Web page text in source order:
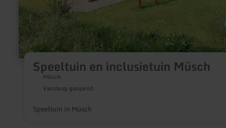
Speeltuin en inclusietuin Müsch
Müsch
Vandaag geopend
Speeltuin in Müsch